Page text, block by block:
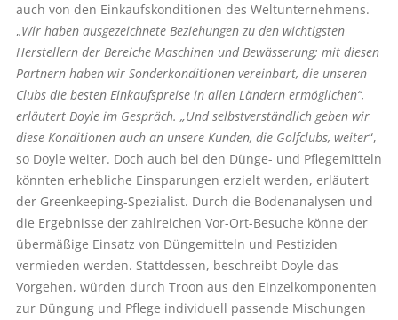
auch von den Einkaufskonditionen des Weltunternehmens.
„Wir haben ausgezeichnete Beziehungen zu den wichtigsten
Herstellern der Bereiche Maschinen und Bewässerung; mit diesen
Partnern haben wir Sonderkonditionen vereinbart, die unseren
Clubs die besten Einkaufspreise in allen Ländern ermöglichen“,
erläutert Doyle im Gespräch. „Und selbstverständlich geben wir
diese Konditionen auch an unsere Kunden, die Golfclubs, weiter“,
so Doyle weiter. Doch auch bei den Dünge- und Pflegemitteln
könnten erhebliche Einsparungen erzielt werden, erläutert
der Greenkeeping-Spezialist. Durch die Bodenanalysen und
die Ergebnisse der zahlreichen Vor-Ort-Besuche könne der
übermäßige Einsatz von Düngemitteln und Pestiziden
vermieden werden. Stattdessen, beschreibt Doyle das
Vorgehen, würden durch Troon aus den Einzelkomponenten
zur Düngung und Pflege individuell passende Mischungen